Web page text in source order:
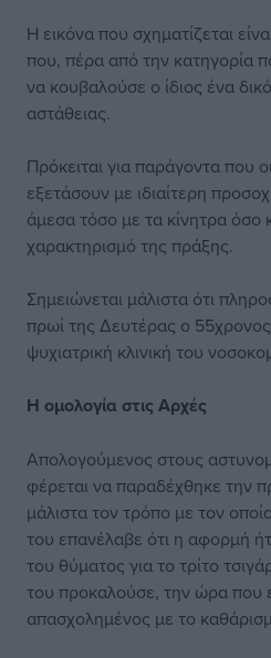
Η εικόνα που σχηματίζεται
που, πέρα από την κατηγορία
να κουβαλούσε ο ίδιος ένα
αστάθειας.
Πρόκειται για παράγοντα που
εξετάσουν με ιδιαίτερη
άμεσα τόσο με τα κίνητρα όσο
χαρακτηρισμό της πράξης.
Σημειώνεται μάλιστα ότι
πρωί της Δευτέρας ο 55χρονος
ψυχιατρική κλινική του
Η ομολογία στις Αρχές
Απολογούμενος στους
φέρεται να παραδέχθηκε την
μάλιστα τον τρόπο με τον
του επανέλαβε ότι η αφορμή
του θύματος για το τρίτο
του προκαλούσε, την ώρα που
απασχολημένος με το